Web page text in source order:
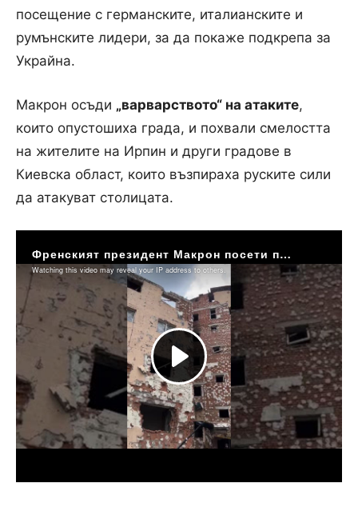
посещение с германските, италианските и
румънските лидери, за да покаже подкрепа за
Украйна.
Макрон осъди „варварството“ на атаките,
които опустошиха града, и похвали смелостта
на жителите на Ирпин и други градове в
Киевска област, които възпираха руските сили
да атакуват столицата.